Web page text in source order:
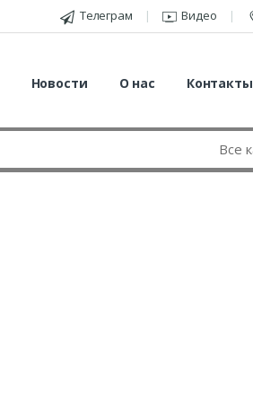
Телеграм Видео
Новости О нас Контакты